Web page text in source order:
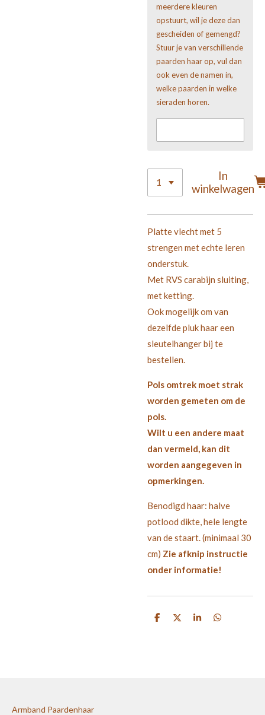
meerdere kleuren
opstuurt, wil je deze dan
gescheiden of gemengd?
Stuur je van verschillende
paarden haar op, vul dan
ook even de namen in,
welke paarden in welke
sieraden horen.
In
winkelwagen
Platte vlecht met 5
strengen met echte leren
onderstuk.
Met RVS carabijn sluiting,
met ketting.
Ook mogelijk om van
dezelfde pluk haar een
sleutelhanger bij te
bestellen.
Pols omtrek moet strak
worden gemeten om de
pols.
Wilt u een andere maat
dan vermeld, kan dit
worden aangegeven in
opmerkingen.
Benodigd haar: halve
potlood dikte, hele lengte
van de staart. (minimaal 30
cm) Zie afknip instructie
onder informatie!
D
D
S
D
Armband Paardenhaar